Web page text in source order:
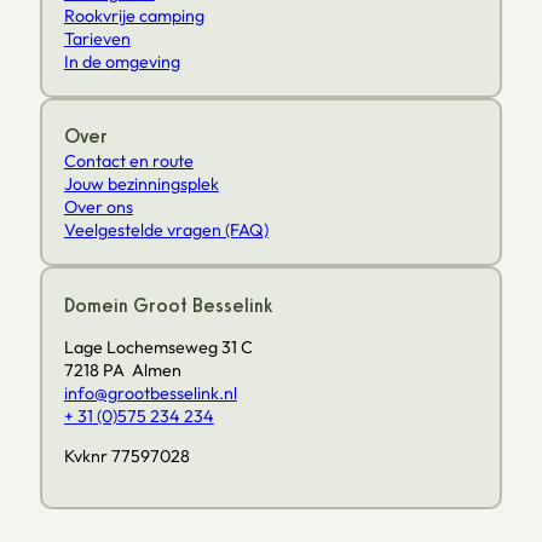
Rookvrije camping
Tarieven
In de omgeving
Over
Contact en route
Jouw bezinningsplek
Over ons
Veelgestelde vragen (FAQ)
Domein Groot Besselink
Lage Lochemseweg 31 C
7218 PA Almen
info@grootbesselink.nl
+ 31 (0)575 234 234
Kvknr 77597028